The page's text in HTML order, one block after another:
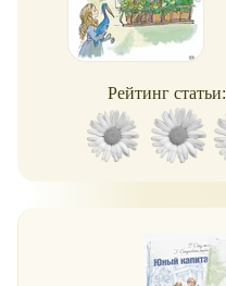
Рейтинг статьи: